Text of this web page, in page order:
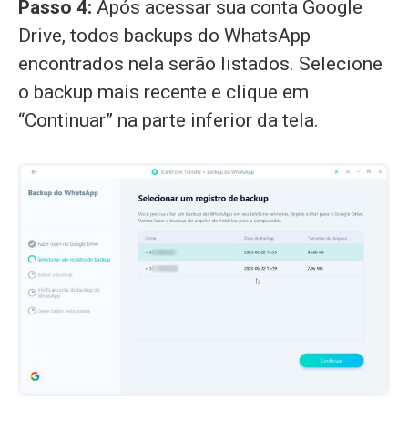
Passo 4: Após acessar sua conta Google
Drive, todos backups do WhatsApp
encontrados nela serão listados. Selecione
o backup mais recente e clique em
“Continuar” na parte inferior da tela.